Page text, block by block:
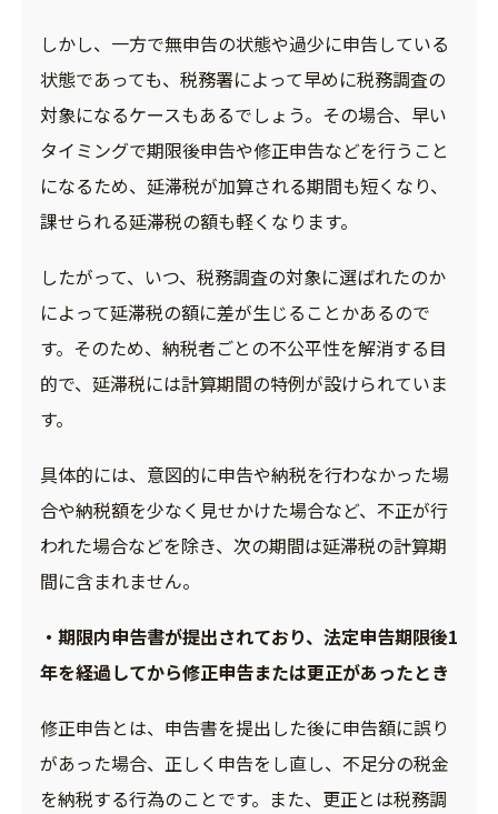
しかし、一方で無申告の状態や過少に申告している
状態であっても、税務署によって早めに税務調査の
対象になるケースもあるでしょう。その場合、早い
タイミングで期限後申告や修正申告などを行うこと
になるため、延滞税が加算される期間も短くなり、
課せられる延滞税の額も軽くなります。
したがって、いつ、税務調査の対象に選ばれたのか
によって延滞税の額に差が生じることかあるので
す。そのため、納税者ごとの不公平性を解消する目
的で、延滞税には計算期間の特例が設けられていま
す。
具体的には、意図的に申告や納税を行わなかった場
合や納税額を少なく見せかけた場合など、不正が行
われた場合などを除き、次の期間は延滞税の計算期
間に含まれません。
・期限内申告書が提出されており、法定申告期限後1
年を経過してから修正申告または更正があったとき
修正申告とは、申告書を提出した後に申告額に誤り
があった場合、正しく申告をし直し、不足分の税金
を納税する行為のことです。また、更正とは税務調